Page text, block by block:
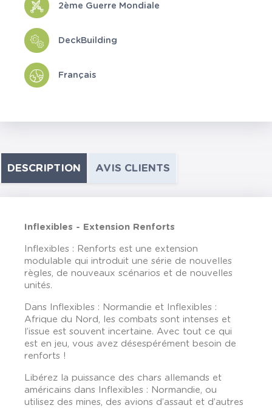
2ème Guerre Mondiale
DeckBuilding
Français
DESCRIPTION AVIS CLIENTS
Inflexibles - Extension Renforts
Inflexibles : Renforts est une extension
modulable qui introduit une série de nouvelles
règles, de nouveaux scénarios et de nouvelles
unités.
Dans Inflexibles : Normandie et Inflexibles :
Afrique du Nord, les combats sont intenses et
l’issue est souvent incertaine. Avec tout ce qui
est en jeu, vous avez désespérément besoin de
renforts !
Libérez la puissance des chars allemands et
américains dans Inflexibles : Normandie, ou
utilisez des mines, des avions d’assaut et d’autres